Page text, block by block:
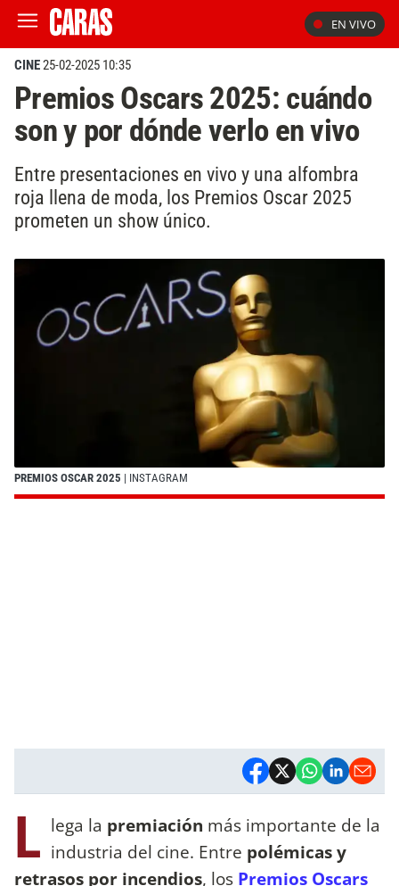
EN VIVO
CINE25-02-2025 10:35
Premios Oscars 2025: cuándo
son y por dónde verlo en vivo
Entre presentaciones en vivo y una alfombra
roja llena de moda, los Premios Oscar 2025
prometen un show único.
PREMIOS OSCAR 2025 | INSTAGRAM
L lega la premiación más importante de la
industria del cine. Entre polémicas y
retrasos por incendios, los Premios Oscars